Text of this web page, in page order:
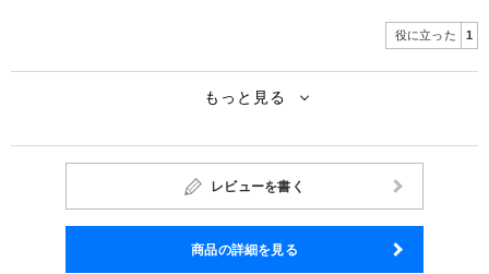
役に立った 1
もっと見る
レビューを書く
商品の詳細を見る